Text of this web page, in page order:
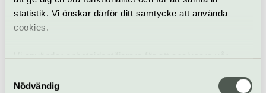
statistik. Vi önskar därför ditt samtycke att använda
cookies.
samt tillhandahålla funktioner för sociala medier. Vi
Nödvändig